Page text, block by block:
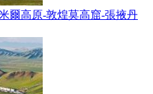
爾高原-敦煌莫高窟-張掖丹